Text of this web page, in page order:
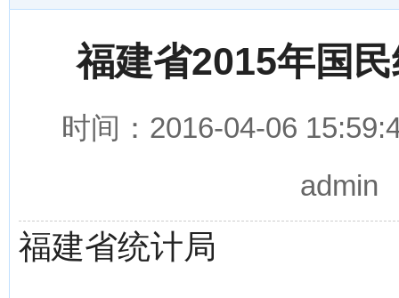
福建省2015年国
时间：2016-04-06
admin
福建省统计局